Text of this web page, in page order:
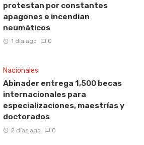
protestan por constantes
apagones e incendian
neumáticos
1 día ago 0
Nacionales
Abinader entrega 1,500 becas
internacionales para
especializaciones, maestrías y
doctorados
2 días ago 0